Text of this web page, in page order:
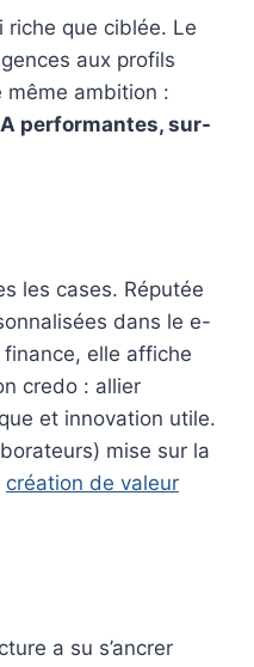
riche que ciblée. Le
aux profils
même ambition :
performantes, sur-
les cases. Réputée
dans le e-
elle affiche
credo : allier
et innovation utile.
mise sur la
création de valeur
a su s’ancrer